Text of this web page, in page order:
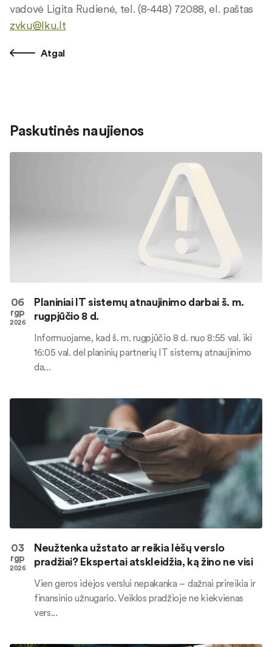
vadovė Ligita Rudienė, tel. (8-448) 72088, el. paštas
zvku@lku.lt
Atgal
Paskutinės naujienos
06
rgp
2026
Planiniai IT sistemų atnaujinimo darbai š. m.
rugpjūčio 8 d.
Informuojame, kad š. m. rugpjūčio 8 d. nuo 8:55 val. iki
16:05 val. dėl planinių partnerių IT sistemų atnaujinimo
da...
03
rgp
2026
Neužtenka užstato ar reikia lėšų verslo
pradžiai? Ekspertai atskleidžia, ką žino ne visi
Vien geros idėjos verslui nepakanka – dažnai prireikia ir
finansinio užnugario. Veiklos pradžioje ne kiekvienas
vers...